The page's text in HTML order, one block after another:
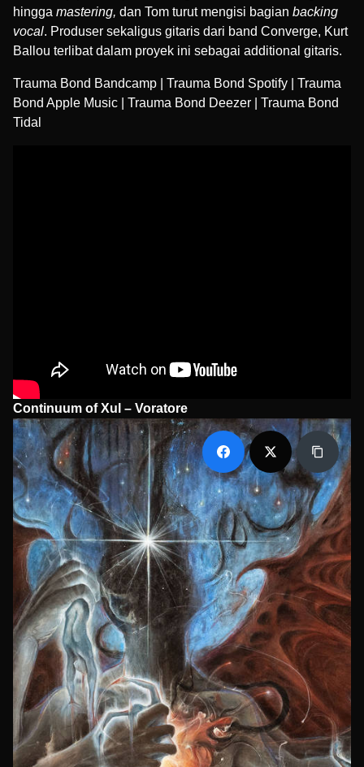
hingga mastering, dan Tom turut mengisi bagian backing
vocal. Produser sekaligus gitaris dari band Converge, Kurt
Ballou terlibat dalam proyek ini sebagai additional gitaris.
Trauma Bond Bandcamp Trauma Bond Spotify
Trauma
Bond Apple Music
Trauma Bond Deezer
Trauma Bond
Tidal
Continuum of Xul – Voratore